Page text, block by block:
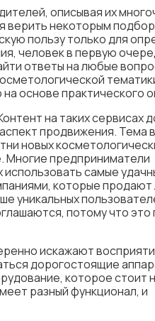
описывая их
верить некоторым
пользу только для
человек в первую
ответы на любые
основе практического
на таких сервисах
продвижения. Тема
новых
Многие предприниматели
самые
которые
уникальных
потому что это
искажают
дорогостоящие
которое стоит
разный функционал, и